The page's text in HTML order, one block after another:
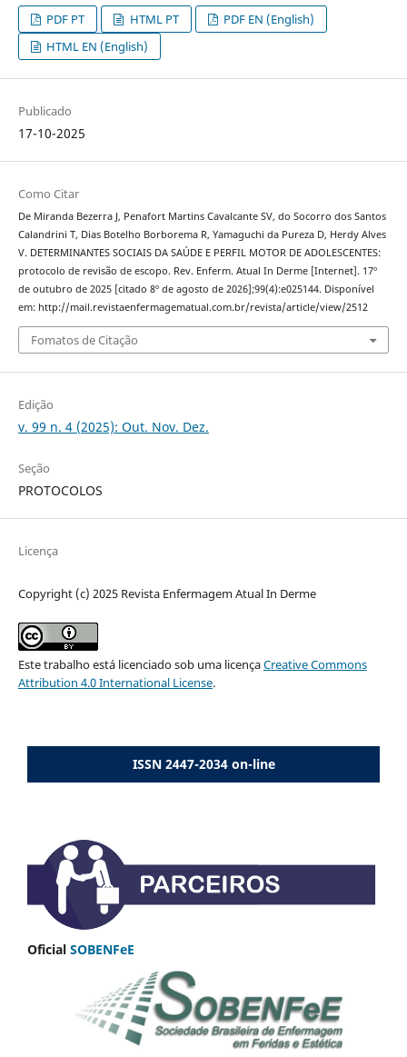
PDF PT HTML PT
PDF EN (English)
HTML EN (English)
Publicado
17-10-2025
Como Citar
De Miranda Bezerra J, Penafort Martins Cavalcante SV, do Socorro dos Santos
Calandrini T, Dias Botelho Borborema R, Yamaguchi da Pureza D, Herdy Alves
V. DETERMINANTES SOCIAIS DA SAÚDE E PERFIL MOTOR DE ADOLESCENTES:
protocolo de revisão de escopo. Rev. Enferm. Atual In Derme [Internet]. 17º
de outubro de 2025 [citado 8º de agosto de 2026];99(4):e025144. Disponível
em: http://mail.revistaenfermagematual.com.br/revista/article/view/2512
Fomatos de Citação
Edição
v. 99 n. 4 (2025): Out. Nov. Dez.
Seção
PROTOCOLOS
Licença
Copyright (c) 2025 Revista Enfermagem Atual In Derme
Este trabalho está licenciado sob uma licençaCreative Commons
Attribution 4.0 International License.
ISSN 2447-2034 on-line
Oficial SOBENFeE